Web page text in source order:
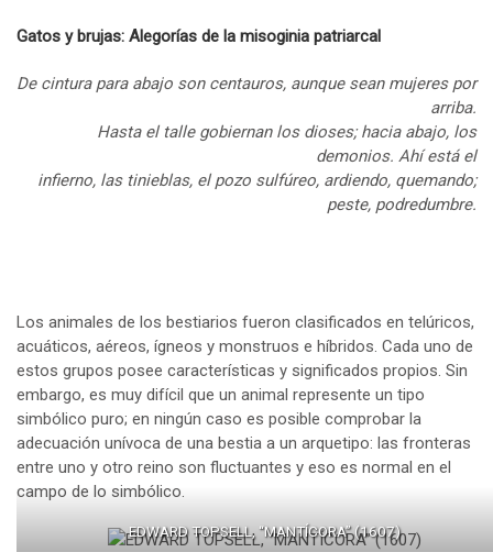
Gatos y brujas: Alegorías de la misoginia patriarcal
De cintura para abajo son centauros, aunque sean mujeres por
arriba.
Hasta el talle gobiernan los dioses; hacia abajo, los
demonios. Ahí está el
infierno, las tinieblas, el pozo sulfúreo, ardiendo, quemando;
peste, podredumbre.
Los animales de los bestiarios fueron clasificados en telúricos,
acuáticos, aéreos, ígneos y monstruos e híbridos. Cada uno de
estos grupos posee características y significados propios. Sin
embargo, es muy difícil que un animal represente un tipo
simbólico puro; en ningún caso es posible comprobar la
adecuación unívoca de una bestia a un arquetipo: las fronteras
entre uno y otro reino son fluctuantes y eso es normal en el
campo de lo simbólico.
EDWARD TOPSELL, “MANTÍCORA” (1607)